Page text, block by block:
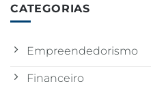
CATEGORIAS
Empreendedorismo
Financeiro